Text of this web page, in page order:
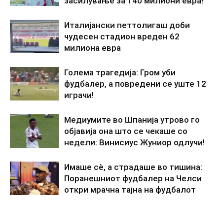
Италијански петтолигаш доби
чудесен стадион вреден 62
милиона евра
Голема трагедија: Гром уби
фудбалер, а повредени се уште 12
играчи!
Медиумите во Шпанија утрово го
објавија она што се чекаше со
недели: Винисиус Жуниор одлучи!
Имаше сè, а страдаше во тишина:
Поранешниот фудбалер на Челси
откри мрачна тајна на фудбалот